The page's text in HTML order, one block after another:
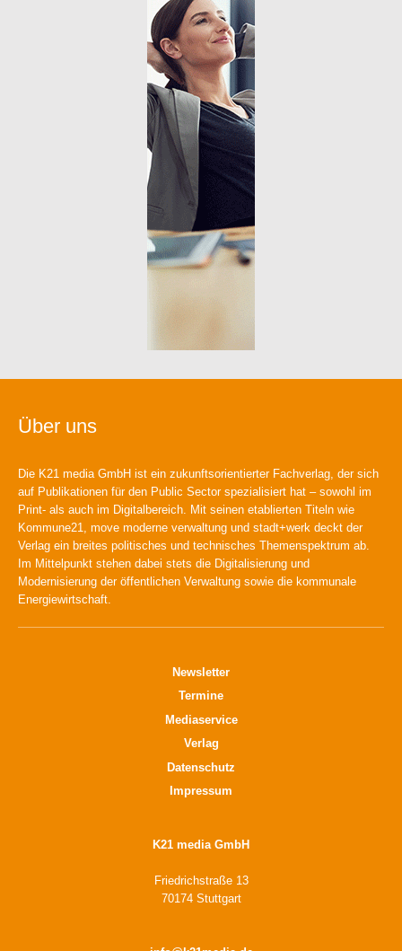
Über uns
Die K21 media GmbH ist ein zukunftsorientierter Fachverlag, der sich
auf Publikationen für den Public Sector spezialisiert hat – sowohl im
Print- als auch im Digitalbereich. Mit seinen etablierten Titeln wie
Kommune21, move moderne verwaltung und stadt+werk deckt der
Verlag ein breites politisches und technisches Themenspektrum ab.
Im Mittelpunkt stehen dabei stets die Digitalisierung und
Modernisierung der öffentlichen Verwaltung sowie die kommunale
Energiewirtschaft.
Newsletter
Termine
Mediaservice
Verlag
Datenschutz
Impressum
K21 media GmbH
Friedrichstraße 13
70174 Stuttgart